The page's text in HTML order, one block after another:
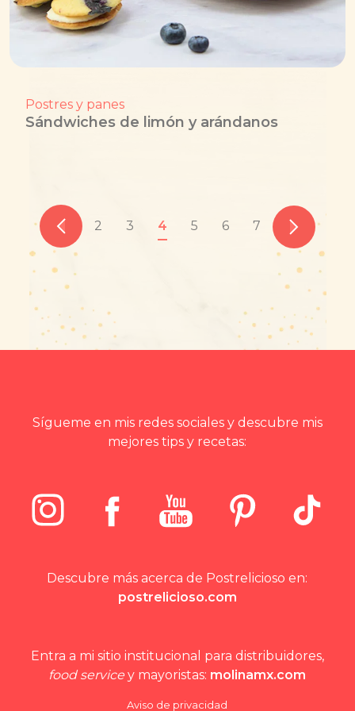
Postres y panes
Sándwiches de limón y arándanos
2 3 4 5 6 7
Sígueme en mis redes sociales y descubre mis
mejores tips y recetas:
Descubre más acerca de Postrelicioso en:
postrelicioso.com
Entra a mi sitio institucional para distribuidores,
food service y mayoristas: molinamx.com
Aviso de privacidad